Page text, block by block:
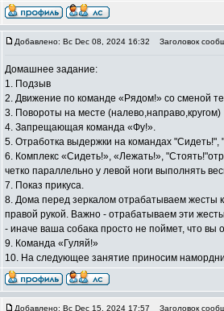
Добавлено: Вс Dec 08, 2024 16:32 Заголовок
Домашнее задание:
1. Подзыв
2. Движение по команде «Рядом!» со сменой
3. Повороты на месте (налево,направо,кругом)
4. Запрещающая команда «Фу!».
5. Отработка выдержки на командах "Сидеть!",
6. Комплекс «Сидеть!», «Лежать!»,
четко параллельно у левой ноги выполнять
7. Показ прикуса.
8. Дома перед зеркалом отрабатываем
правой рукой. Важно - отрабатываем эти
- иначе ваша собака просто не поймет, что вы
9. Команда «Гуляй!»
10. На следующее занятие приносим
Добавлено: Вс Dec 15, 2024 17:57 Заголовок